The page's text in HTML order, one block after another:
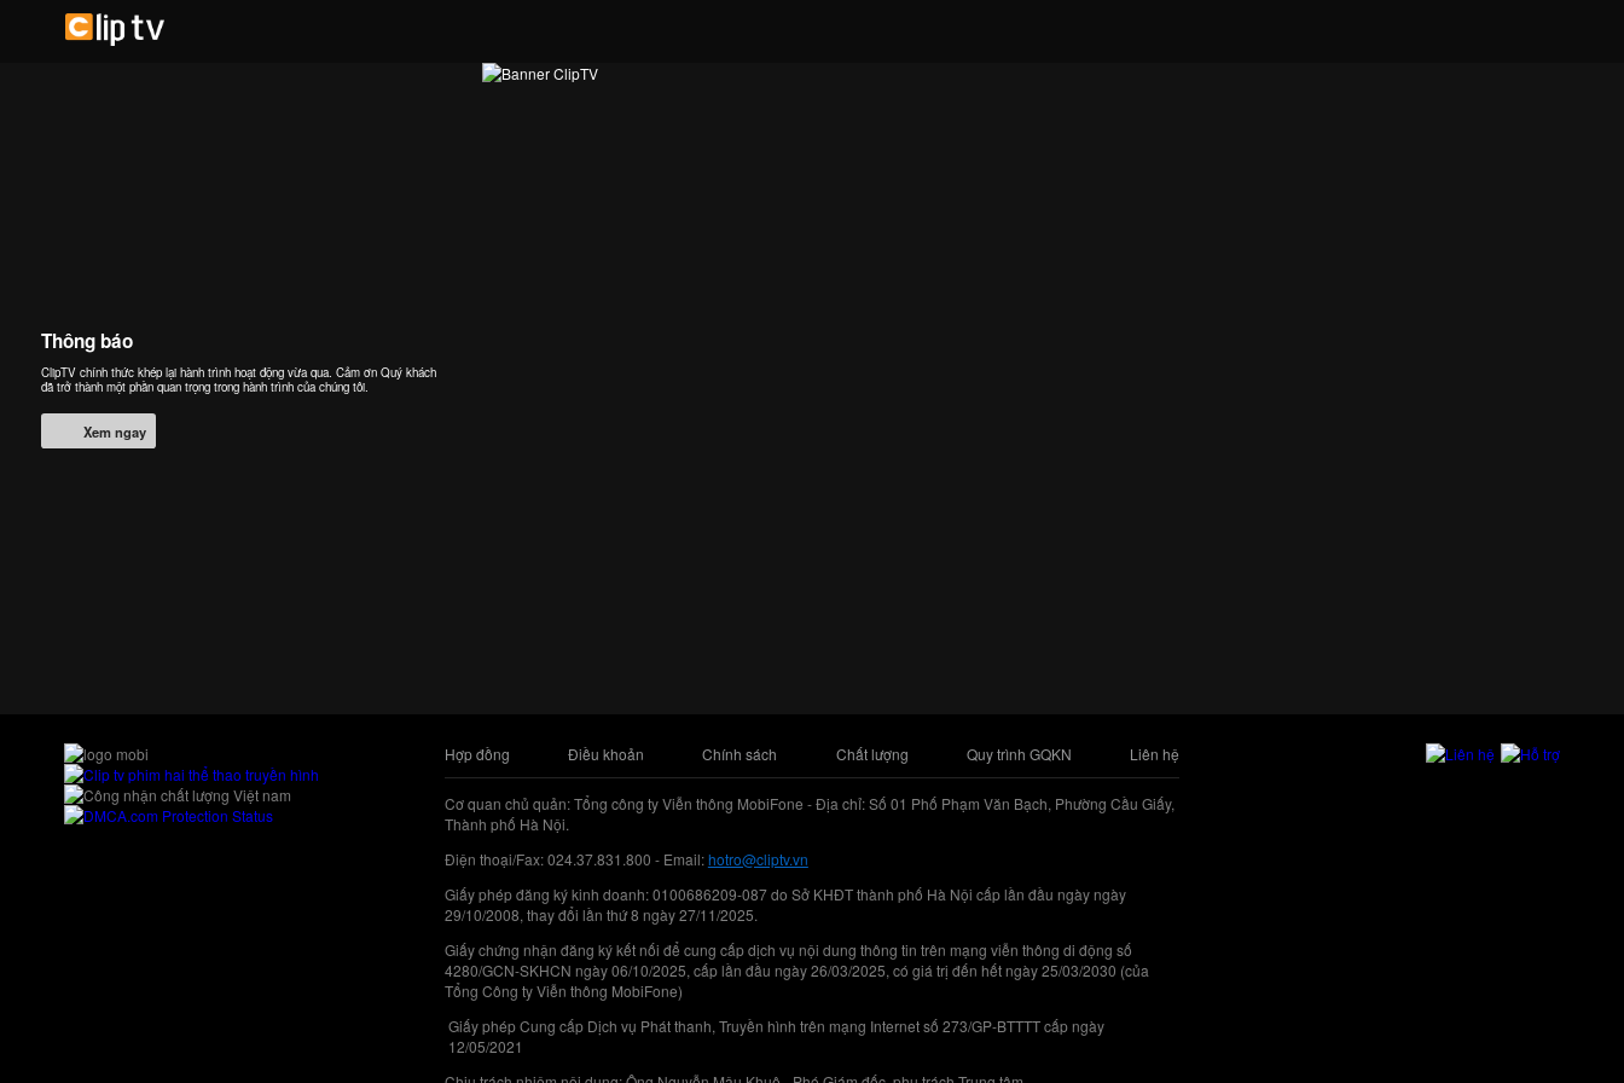
Thông báo
ClipTV chính thức khép lại hành trình hoạt động vừa qua. Cảm ơn Quý khách
đã trở thành một phần quan trọng trong hành trình của chúng tôi.
Xem ngay
Hợp đồng Điều khoản Chính sách Chất lượng Quy trình GQKN Liên hệ
Cơ quan chủ quản: Tổng công ty Viễn thông MobiFone - Địa chỉ: Số 01 Phố Phạm Văn Bạch, Phường Cầu Giấy,
Thành phố Hà Nội.
Điện thoại/Fax: 024.37.831.800 - Email:hotro@cliptv.vn
Giấy phép đăng ký kinh doanh: 0100686209-087 do Sở KHĐT thành phố Hà Nội cấp lần đầu ngày ngày
29/10/2008, thay đổi lần thứ 8 ngày 27/11/2025.
Giấy chứng nhận đăng ký kết nối để cung cấp dịch vụ nội dung thông tin trên mạng viễn thông di động số
4280/GCN-SKHCN ngày 06/10/2025, cấp lần đầu ngày 26/03/2025, có giá trị đến hết ngày 25/03/2030 (của
Tổng Công ty Viễn thông MobiFone)
Giấy phép Cung cấp Dịch vụ Phát thanh, Truyền hình trên mạng Internet số 273/GP-BTTTT cấp ngày
12/05/2021